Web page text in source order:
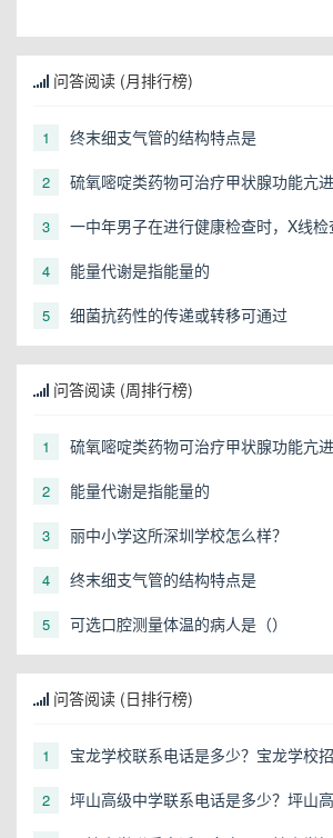
问答阅读 (月排行榜)
1 终末细支气管的结构特点是
2 硫氧嘧啶类药物可治疗甲状腺功能亢
3
一中年男子在进行健康检查时，X线
4 能量代谢是指能量的
5 细菌抗药性的传递或转移可通过
问答阅读 (周排行榜)
1 硫氧嘧啶类药物可治疗甲状腺功能亢
2 能量代谢是指能量的
3 丽中小学这所深圳学校怎么样？
4 终末细支气管的结构特点是
5 可选口腔测量体温的病人是（）
问答阅读 (日排行榜)
1
宝龙学校联系电话是多少？宝龙学校
2
坪山高级中学联系电话是多少？坪山